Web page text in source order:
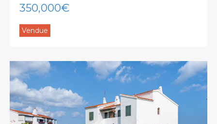
350,000€
Vendue